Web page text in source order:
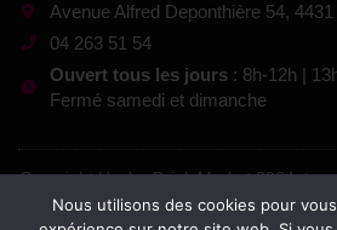
Avenue Alfred Deponthière 54,
04 263 51 54
Ouvert tous les jours : 8h-12h |
Fermé samedi et dimanche
Copyright Hesby-Drink Market 2024,
:
Nous utilisons des cookies pour